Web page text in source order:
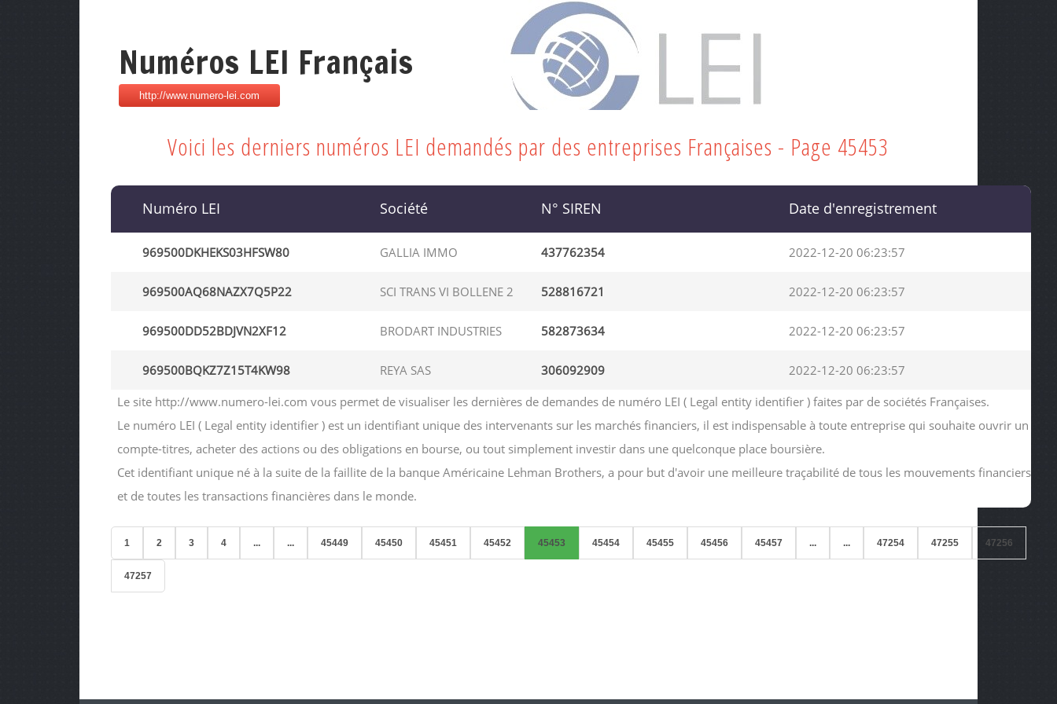
Numéros LEI Français
Voici les derniers numéros LEI demandés par des entreprises Françaises - Page 45453
Numéro LEI Société N° SIREN Date d'enregistrement
969500DKHEKS03HFSW80 GALLIA IMMO 437762354 2022-12-20 06:23:57
969500AQ68NAZX7Q5P22 SCI TRANS VI BOLLENE 2 528816721 2022-12-20 06:23:57
969500DD52BDJVN2XF12 BRODART INDUSTRIES 582873634 2022-12-20 06:23:57
969500BQKZ7Z15T4KW98 REYA SAS 306092909
2022-12-20 06:23:57
Le site http://www.numero-lei.com vous permet de visualiser les dernières de demandes de numéro LEI ( Legal entity identifier ) faites par de sociétés Françaises.
Le numéro LEI ( Legal entity identifier ) est un identifiant unique des intervenants sur les marchés financiers, il est indispensable à toute entreprise qui souhaite ouvrir un
compte-titres, acheter des actions ou des obligations en bourse, ou tout simplement investir dans une quelconque place boursière.
Cet identifiant unique né à la suite de la faillite de la banque Américaine Lehman Brothers, a pour but d'avoir une meilleure traçabilité de tous les mouvements financiers
et de toutes les transactions financières dans le monde.
1 2 3 4 ... ... 45449 45450 45451 45452 45453 45454 45455 45456 45457 ... ... 47254 47255 47256
47257